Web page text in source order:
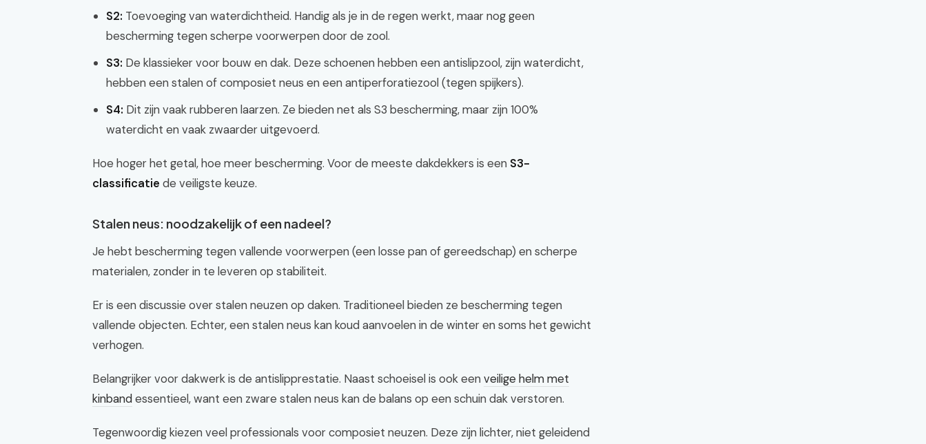
S2: Toevoeging van waterdichtheid. Handig als je in de regen werkt, maar nog geen
bescherming tegen scherpe voorwerpen door de zool.
S3: De klassieker voor bouw en dak. Deze schoenen hebben een antislipzool, zijn waterdicht,
hebben een stalen of composiet neus en een antiperforatiezool (tegen spijkers).
S4: Dit zijn vaak rubberen laarzen. Ze bieden net als S3 bescherming, maar zijn 100%
waterdicht en vaak zwaarder uitgevoerd.
Hoe hoger het getal, hoe meer bescherming. Voor de meeste dakdekkers is een S3-
classificatie de veiligste keuze.
Stalen neus: noodzakelijk of een nadeel?
Je hebt bescherming tegen vallende voorwerpen (een losse pan of gereedschap) en scherpe
materialen, zonder in te leveren op stabiliteit.
Er is een discussie over stalen neuzen op daken. Traditioneel bieden ze bescherming tegen
vallende objecten. Echter, een stalen neus kan koud aanvoelen in de winter en soms het gewicht
verhogen.
Belangrijker voor dakwerk is de antislipprestatie. Naast schoeisel is ook eenveilige helm met
kinbandessentieel, want een zware stalen neus kan de balans op een schuin dak verstoren.
Tegenwoordig kiezen veel professionals voor composiet neuzen. Deze zijn lichter, niet geleidend